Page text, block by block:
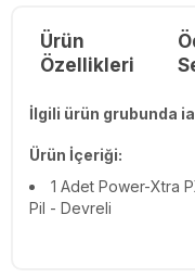
Ürün
Özellikleri
İlgili ürün grubunda
Ürün İçeriği:
1 Adet Power-Xtra
Pil - Devreli